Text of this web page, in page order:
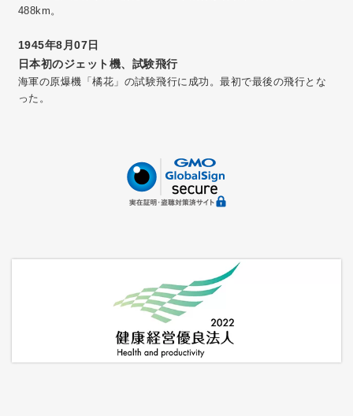
488km。
1945年8月07日
日本初のジェット機、試験飛行
海軍の原爆機「橘花」の試験飛行に成功。最初で最後の飛行とな
った。